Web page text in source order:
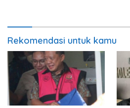
Rekomendasi untuk kamu